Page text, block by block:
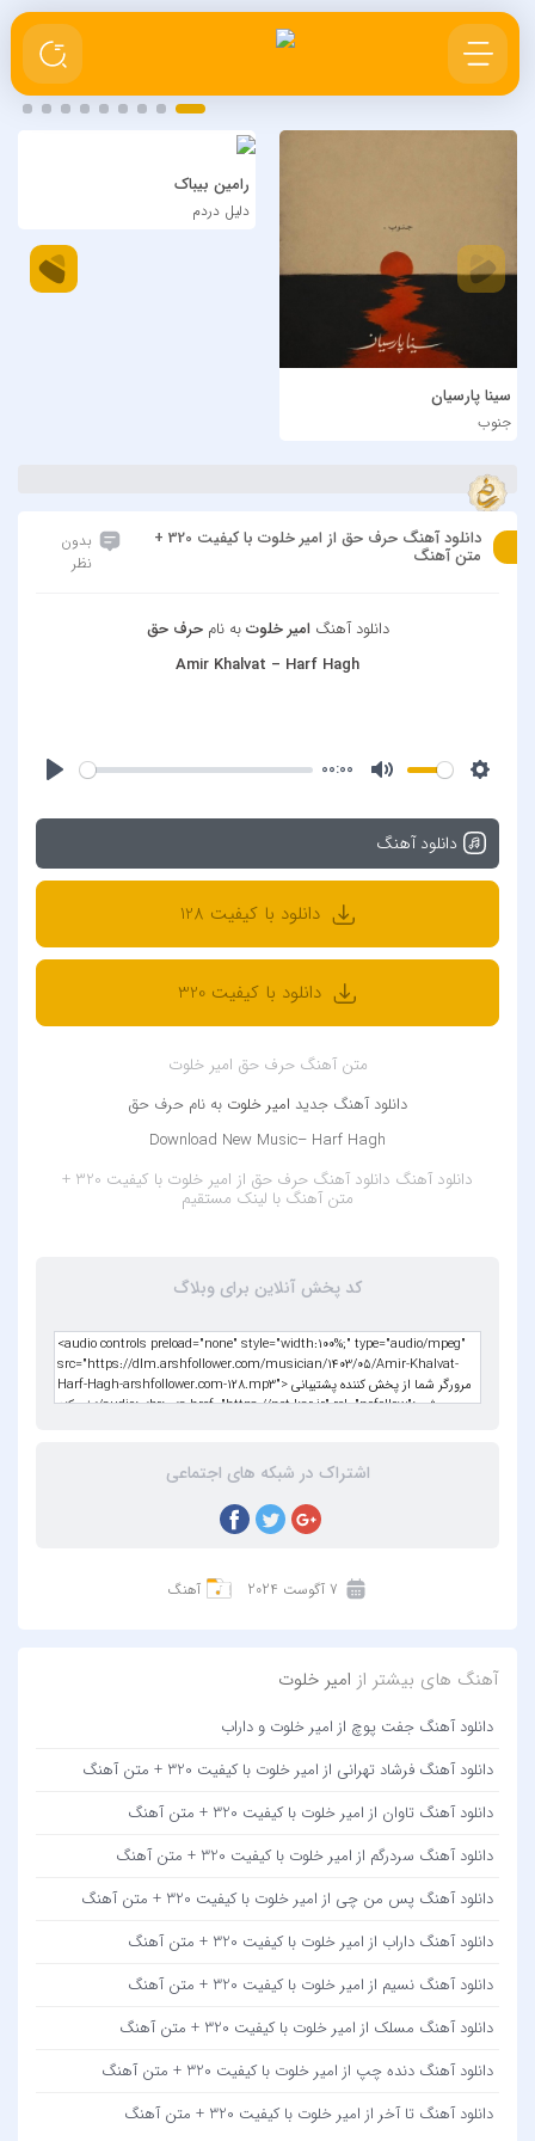
سینا پارسیان
جنوب
رامین بیباک
دلیل دردم
دانلود آهنگ حرف حق از امیر خلوت با کیفیت 320 +
متن آهنگ
بدون
نظر
دانلود آهنگ امیر خلوتبه نامحرف حق
Amir Khalvat – Harf Hagh
00:00
دانلود آهنگ
دانلود با کیفیت 128
دانلود با کیفیت 320
متن آهنگ حرف حق امیر خلوت
دانلود آهنگ جدید امیر خلوت به نام حرف حق
Download New Music– Harf Hagh
دانلود آهنگ
دانلود آهنگ حرف حق از امیر خلوت با کیفیت 320 +
متن آهنگ با لینک مستقیم
کد پخش آنلاین برای وبلاگ
اشتراک در شبکه های اجتماعی
7 آگوست 2024 آهنگ
آهنگ های بیشتر از امیر خلوت
دانلود آهنگ جفت پوچ از امیر خلوت و داراب
دانلود آهنگ فرشاد تهرانی از امیر خلوت با کیفیت 320 + متن آهنگ
دانلود آهنگ تاوان از امیر خلوت با کیفیت 320 + متن آهنگ
دانلود آهنگ سردرگم از امیر خلوت با کیفیت 320 + متن آهنگ
دانلود آهنگ پس من چی از امیر خلوت با کیفیت 320 + متن آهنگ
دانلود آهنگ داراب از امیر خلوت با کیفیت 320 + متن آهنگ
دانلود آهنگ نسیم از امیر خلوت با کیفیت 320 + متن آهنگ
دانلود آهنگ مسلک از امیر خلوت با کیفیت 320 + متن آهنگ
دانلود آهنگ دنده چپ از امیر خلوت با کیفیت 320 + متن آهنگ
دانلود آهنگ تا آخر از امیر خلوت با کیفیت 320 + متن آهنگ